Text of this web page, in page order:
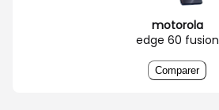
motorola
edge 60 fusion
Comparer